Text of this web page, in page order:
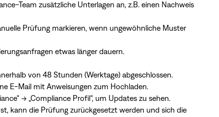
Team zusätzliche Unterlagen an, z.B. einen Nachweis
Prüfung markieren, wenn ungewöhnliche Muster
etwas länger dauern.
von 48 Stunden (Werktage) abgeschlossen.
E-Mail mit Anweisungen zum Hochladen.
→ „Compliance Profil“, um Updates zu sehen.
kann die Prüfung zurückgesetzt werden und sich die